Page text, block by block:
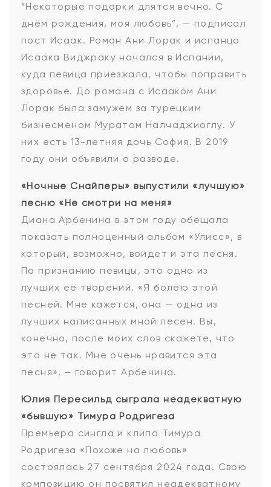
“Некоторые подарки длятся вечно. С
днём рождения, моя любовь”, — подписал
пост Исаак. Роман Ани Лорак и испанца
Исаака Виджраку начался в Испании,
куда певица приезжала, чтобы поправить
здоровье. До романа с Исааком Ани
Лорак была замужем за турецким
бизнесменом Муратом Налчаджиоглу. У
них есть 13-летняя дочь София. В 2019
году они объявили о разводе.
«Ночные Снайперы» выпустили «лучшую»
песню «Не смотри на меня»
Диана Арбенина в этом году обещала
показать полноценный альбом «Улисс», в
который, возможно, войдет и эта песня.
По признанию певицы, это одно из
лучших её творений. «Я болею этой
песней. Мне кажется, она — одна из
лучших написанных мной песен. Вы,
конечно, после моих слов скажете, что
это не так. Мне очень нравится эта
песня», – говорит Арбенина.
Юлия Пересильд сыграла неадекватную
«бывшую» Тимура Родригеза
Премьера сингла и клипа Тимура
Родригеза «Похоже на любовь»
состоялась 27 сентября 2024 года. Свою
композицию он посвятил неадекватному